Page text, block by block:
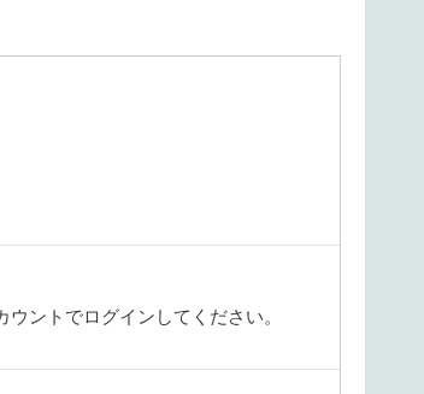
ントでログインしてください。